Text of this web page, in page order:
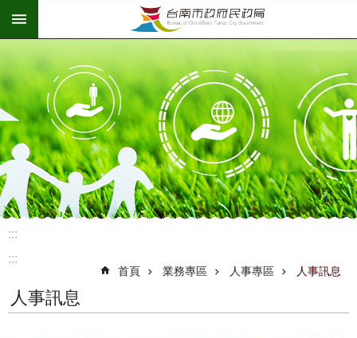
跳到主要內容區塊
:::
:::
首頁 業務專區 人事專區 人事訊息
人事訊息